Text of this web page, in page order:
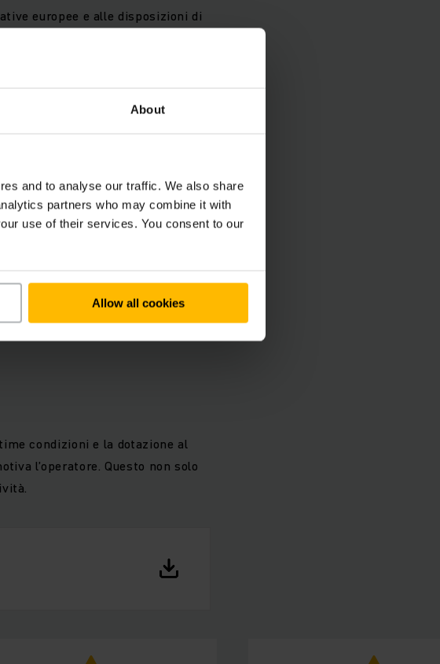
About
and to analyse our traffic. We also share
partners who may combine it with
use of their services. You consent to our
Allow all cookies
europee e alle disposizioni di
spese impreviste di
valutazione dell'usato.
i nostri JUNGSTARS
condizioni e la dotazione al
l’operatore. Questo non solo